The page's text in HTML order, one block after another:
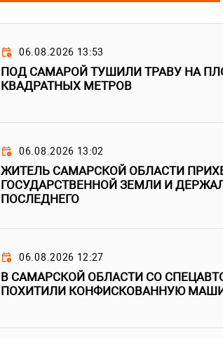
06.08.2026 13:53
ПОД САМАРОЙ ТУШИЛИ ТРАВУ НА
КВАДРАТНЫХ МЕТРОВ
06.08.2026 13:02
ЖИТЕЛЬ САМАРСКОЙ ОБЛАСТИ
ГОСУДАРСТВЕННОЙ ЗЕМЛИ И
ПОСЛЕДНЕГО
06.08.2026 12:27
В САМАРСКОЙ ОБЛАСТИ СО
ПОХИТИЛИ КОНФИСКОВАННУЮ